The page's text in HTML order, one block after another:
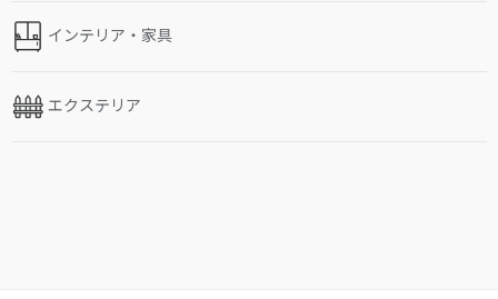
インテリア・家具
エクステリア